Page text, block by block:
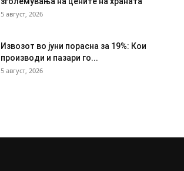
5 август, 2026
Извозот во јуни порасна за 19%: Кои
производи и пазари го...
5 август, 2026